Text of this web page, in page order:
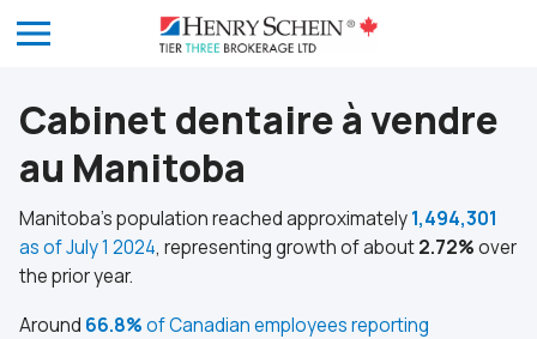
Cabinet dentaire à vendre
au Manitoba
Manitoba’s population reached approximately1,494,301
as of July 1 2024, representing growth of about2.72%over
the prior year.
Around 66.8%of Canadian employees reporting